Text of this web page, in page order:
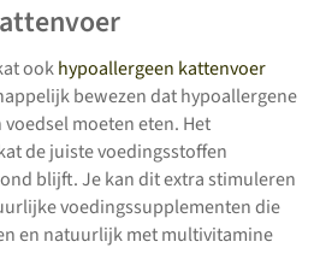
ookhypoallergeen kattenvoer
bewezen dat hypoallergene
moeten eten. Het
de juiste voedingsstoffen
blijft. Je kan dit extra stimuleren
voedingssupplementen die
en natuurlijk met multivitamine